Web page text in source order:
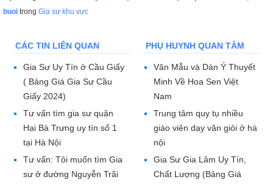
buoi trong Gia sư khu vực
CÁC TIN LIÊN QUAN
Gia Sư Uy Tín ở Cầu Giấy
( Bảng Giá Gia Sư Cầu
Giấy 2024)
Tư vấn tìm gia sư quận
Hai Bà Trưng uy tín số 1
tại Hà Nội
Tư vấn: Tôi muốn tìm Gia
sư ở đường Nguyễn Trãi
PHỤ HUYNH QUAN TÂM
Văn Mẫu và Dàn Ý Thuyết
Minh Về Hoa Sen Việt
Nam
Trung tâm quy tụ nhiều
giáo viên dạy văn giỏi ở hà
nội
Gia Sư Gia Lâm Uy Tín,
Chất Lượng (Bảng Giá